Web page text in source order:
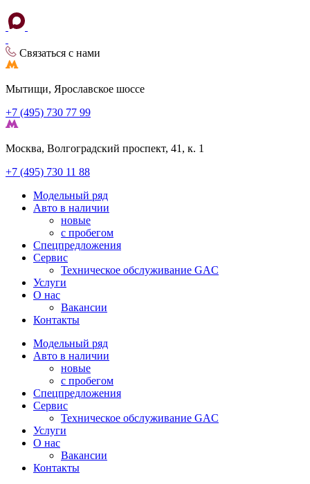
Связаться с нами
Мытищи, Ярославское шоссе
+7 (495) 730 77 99
Москва, Волгоградский проспект, 41, к. 1
+7 (495) 730 11 88
Модельный ряд
Авто в наличии
новые
с пробегом
Спецпредложения
Сервис
Техническое обслуживание GAC
Услуги
О нас
Вакансии
Контакты
Модельный ряд
Авто в наличии
новые
с пробегом
Спецпредложения
Сервис
Техническое обслуживание GAC
Услуги
О нас
Вакансии
Контакты